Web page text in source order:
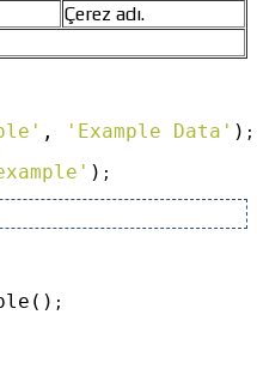
Çerez adı.
, 'Example Data' ) ;
) ;
;